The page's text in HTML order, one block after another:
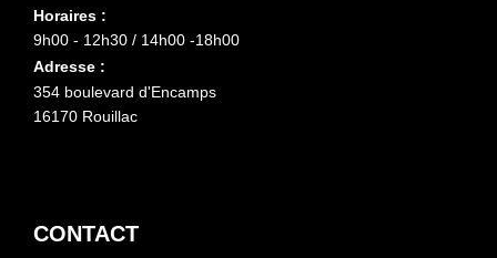
Horaires :
9h00 - 12h30 / 14h00 -18h00
Adresse :
354 boulevard d'Encamps
16170 Rouillac
CONTACT